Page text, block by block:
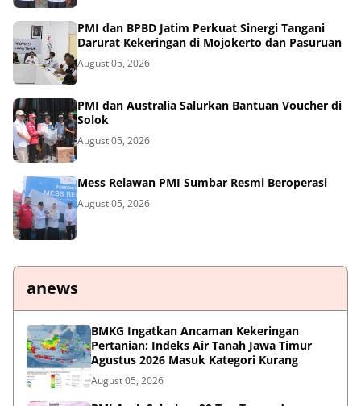
PMI dan BPBD Jatim Perkuat Sinergi Tangani
Darurat Kekeringan di Mojokerto dan Pasuruan
August 05, 2026
PMI dan Australia Salurkan Bantuan Voucher di
Solok
August 05, 2026
Mess Relawan PMI Sumbar Resmi Beroperasi
August 05, 2026
anews
BMKG Ingatkan Ancaman Kekeringan
Pertanian: Indeks Air Tanah Jawa Timur
Agustus 2026 Masuk Kategori Kurang
August 05, 2026